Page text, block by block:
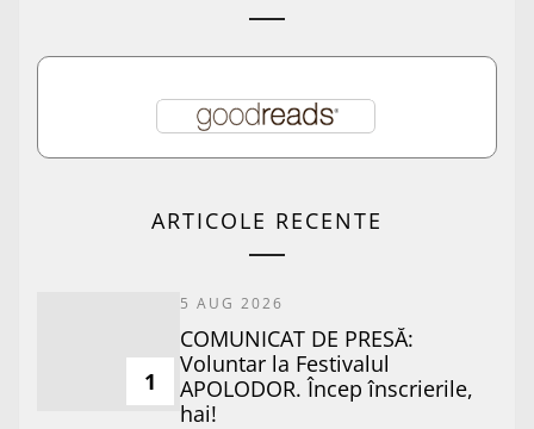
ARTICOLE RECENTE
1
5 AUG 2026
COMUNICAT DE PRESĂ:
Voluntar la Festivalul
APOLODOR. Încep înscrierile,
hai!